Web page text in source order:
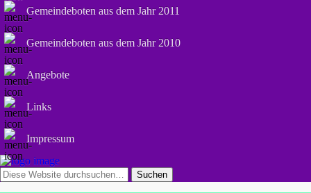
Gemeindeboten aus dem Jahr 2011
Gemeindeboten aus dem Jahr 2010
Angebote
Links
Impressum